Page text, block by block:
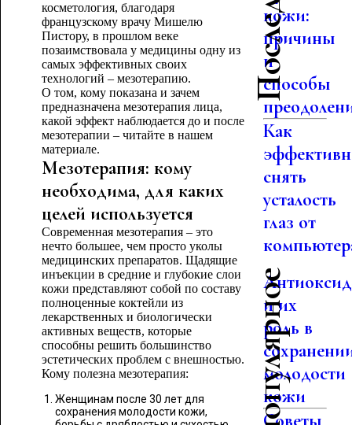
косметология, благодаря
французскому врачу Мишелю
Пистору, в прошлом веке
позаимствовала у медицины одну из
самых эффективных своих
технологий – мезотерапию.
О том, кому показана и зачем
предназначена мезотерапия лица,
какой эффект наблюдается до и после
мезотерапии – читайте в нашем
материале.
Мезотерапия: кому
необходима, для каких
целей используется
Современная мезотерапия – это
нечто большее, чем просто уколы
медицинских препаратов. Щадящие
инъекции в средние и глубокие слои
кожи представляют собой по составу
полноценные коктейли из
лекарственных и биологически
активных веществ, которые
способны решить большинство
эстетических проблем с внешностью.
Кому полезна мезотерапия:
Женщинам после 30 лет для
сохранения молодости кожи,
кожи:
причины
и
способы
Как
снять
усталость
глаз от
и их
роль в
молодости
кожи